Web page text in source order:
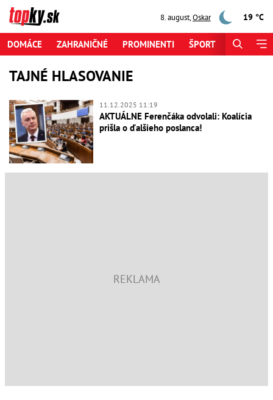
8. august,Oskar 19 °C
DOMÁCE ZAHRANIČNÉ PROMINENTI ŠPORT
TAJNÉ HLASOVANIE
11.12.2025 11:19
AKTUÁLNE Ferenčáka odvolali: Koalícia
prišla o ďalšieho poslanca!